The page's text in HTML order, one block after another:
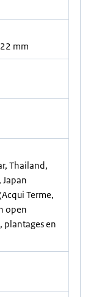
mm
Thailand,
Terme,
open
plantages en